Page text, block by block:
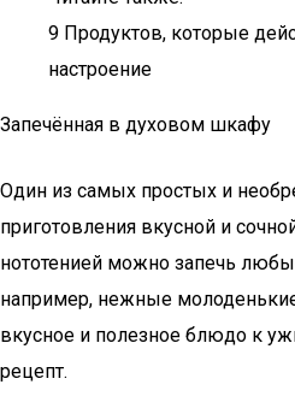
9 Продуктов, которые
настроение
Запечённая в духовом шкафу
Один из самых простых и
приготовления вкусной и
нототенией можно запечь
например, нежные
вкусное и полезное блюдо к
рецепт.